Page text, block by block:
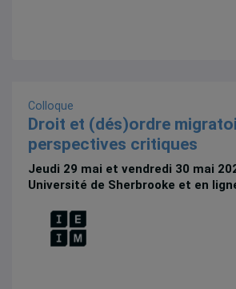
Colloque
Droit et (dés)ordre
perspectives critiques
Jeudi 29 mai et vendredi 30 mai
Université de Sherbrooke et en